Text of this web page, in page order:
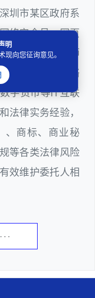
圳市某区政府系
络安全员、网页
务器维护工程师
序源代码、网络
字货币等IT互联
法律实务经验，
、商标、商业秘
等各类法律风险
效维护委托人相
· ·
明
向您征询意见。